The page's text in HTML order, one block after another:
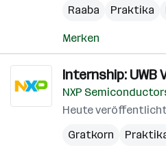
Raaba
Praktika
Merken
Internship: UWB
NXP
Heute
Gratkorn